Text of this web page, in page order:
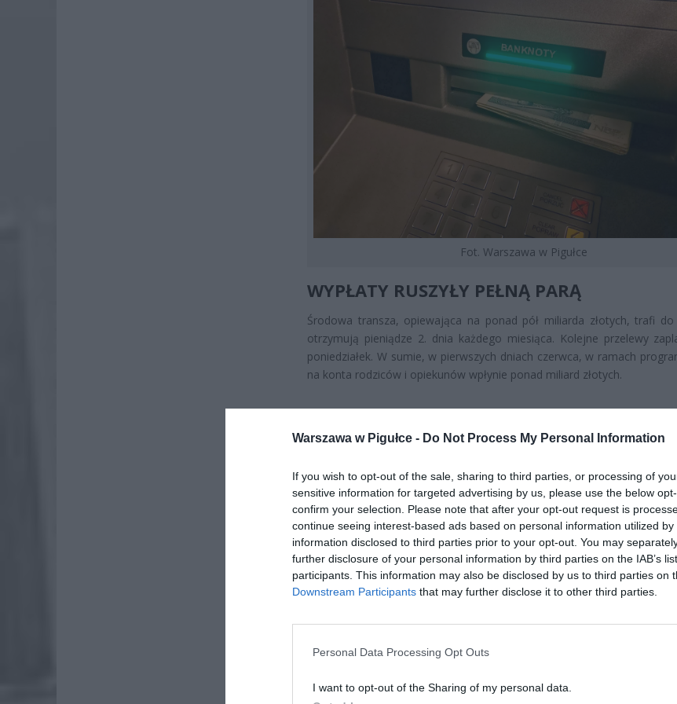
Warszawa w Pigułce - Do Not Process My Personal Information
If you wish to opt-out of the sale, sharing to third parties, or processing of
sensitive information for targeted advertising by us, please use the below
confirm your selection. Please note that after your opt-out request is
continue seeing interest-based ads based on personal information utilized
information disclosed to third parties prior to your opt-out. You may
further disclosure of your personal information by third parties on the IAB’s
participants. This information may also be disclosed by us to third parties on
Downstream Participants that may further disclose it to other third parties.
Personal Data Processing Opt Outs
I want to opt-out of the Sharing of my personal data.
Fot. Warszawa w Pigułce
WYPŁATY RUSZYŁY PEŁNĄ PARĄ
Środowa transza, opiewająca na ponad pół miliarda złotych, trafi
otrzymują pieniądze 2. dnia każdego miesiąca. Kolejne przelewy
poniedziałek. W sumie, w pierwszych dniach czerwca, w ramach
na konta rodziców i opiekunów wpłynie ponad miliard złotych.
ad
26-letni obywatel Ukrainy zaatakował zakonnicę i zerwał jej